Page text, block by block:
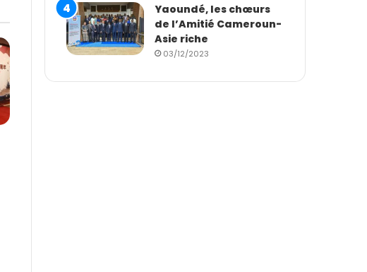
Yaoundé, les chœurs
de l’Amitié Cameroun-
Asie riche
03/12/2023